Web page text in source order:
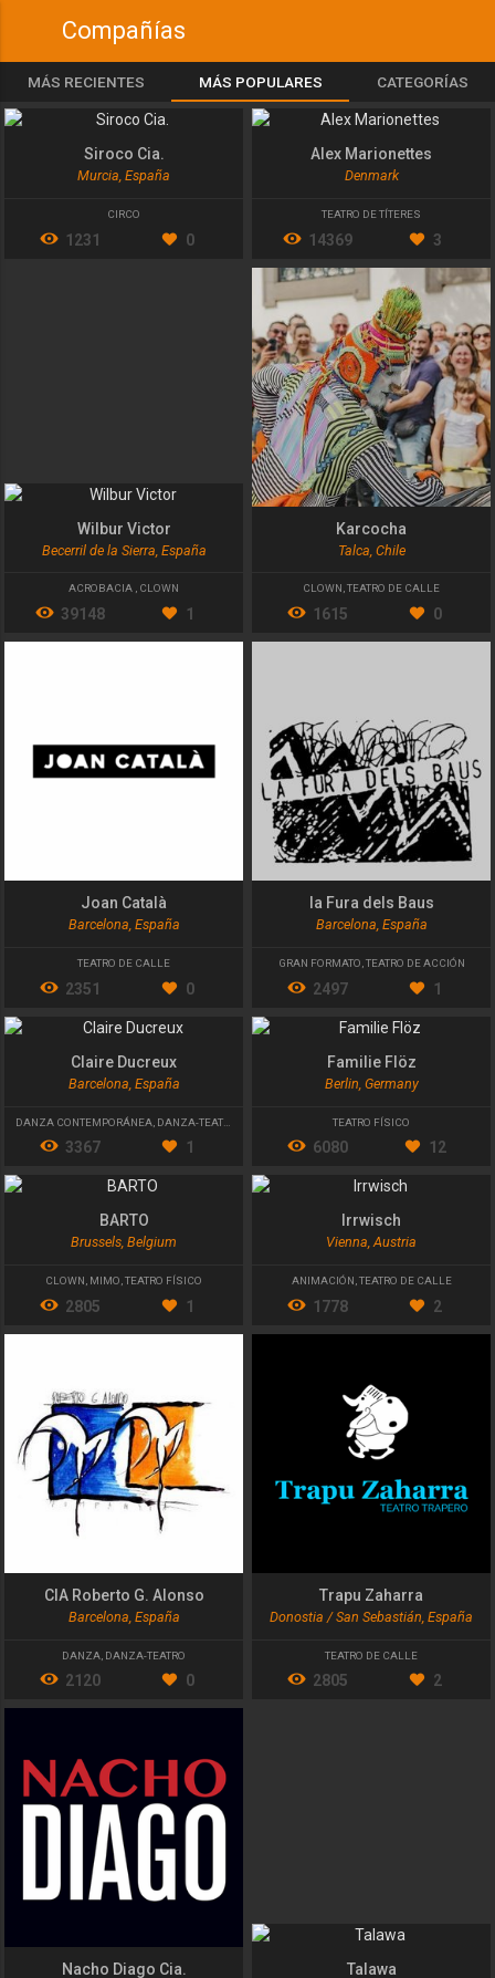
Compañías
MÁS RECIENTES MÁS POPULARES CATEGORÍAS
Siroco Cia.
Murcia, España
CIRCO
1231 0
Alex Marionettes
Denmark
TEATRO DE TÍTERES
14369 3
Wilbur Victor
Becerril de la Sierra, España
ACROBACIA , CLOWN
39148 1
Karcocha
Talca, Chile
CLOWN ,TEATRO DE CALLE
1615 0
Joan Català
Barcelona, España
TEATRO DE CALLE
2351 0
la Fura dels Baus
Barcelona, España
GRAN FORMATO TEATRO DE ACCIÓN
2497 1
Claire Ducreux
Barcelona, España
DANZA CONTEMPORÁNEA DANZA-TEATRO
3367 1
Familie Flöz
Berlin, Germany
TEATRO FÍSICO
6080 12
BARTO
Brussels, Belgium
CLOWN, MIMO,TEATRO FÍSICO
2805 1
Irrwisch
Vienna, Austria
ANIMACIÓN,TEATRO DE CALLE
1778 2
CIA Roberto G. Alonso
Barcelona, España
DANZA DANZA-TEATRO
2120 0
Trapu Zaharra
Donostia / San Sebastián, España
TEATRO DE CALLE
2805 2
Nacho Diago Cia. Talawa